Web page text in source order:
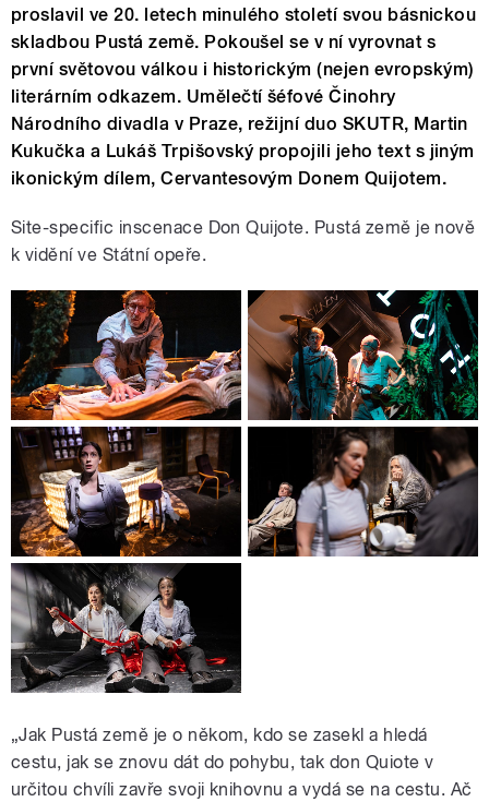
proslavil ve 20. letech minulého stoletísvou básnickou
skladbou Pustá země. Pokoušel se v nívyrovnat s
prvnísvětovou válkou i historickým (nejen evropským)
literárním odkazem. Umělečtíšéfové Činohry
Národního divadla v Praze, režijní duo SKUTR, Martin
Kukučka a Lukáš Trpišovskýpropojili jeho text s jiným
ikonickým dílem, Cervantesovým Donem Quijotem.
Site-specific inscenace Don Quijote. Pustá země je nově
k viděníve Státníopeře.
„Jak Pustá země je o někom, kdo se zasekl a hledá
cestu, jak se znovu dát do pohybu, tak don Quiote v
určitou chvíli zavře svoji knihovnu a vydá se na cestu. Ač